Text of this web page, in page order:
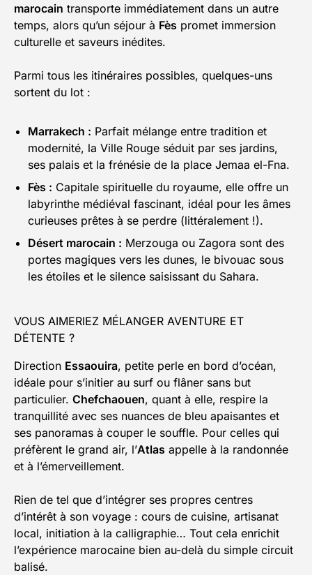
marocain transporte immédiatement dans un autre
temps, alors qu’un séjour à Fès promet immersion
culturelle et saveurs inédites.
Parmi tous les itinéraires possibles, quelques-uns
sortent du lot :
Marrakech : Parfait mélange entre tradition et
modernité, la Ville Rouge séduit par ses jardins,
ses palais et la frénésie de la place Jemaa el-Fna.
Fès : Capitale spirituelle du royaume, elle offre un
labyrinthe médiéval fascinant, idéal pour les âmes
curieuses prêtes à se perdre (littéralement !).
Désert marocain : Merzouga ou Zagora sont des
portes magiques vers les dunes, le bivouac sous
les étoiles et le silence saisissant du Sahara.
VOUS AIMERIEZ MÉLANGER AVENTURE ET
DÉTENTE ?
Direction Essaouira, petite perle en bord d’océan,
idéale pour s’initier au surf ou flâner sans but
particulier. Chefchaouen, quant à elle, respire la
tranquillité avec ses nuances de bleu apaisantes et
ses panoramas à couper le souffle. Pour celles qui
préfèrent le grand air, l’Atlas appelle à la randonnée
et à l’émerveillement.
Rien de tel que d’intégrer ses propres centres
d’intérêt à son voyage : cours de cuisine, artisanat
local, initiation à la calligraphie… Tout cela enrichit
l’expérience marocaine bien au-delà du simple circuit
balisé.